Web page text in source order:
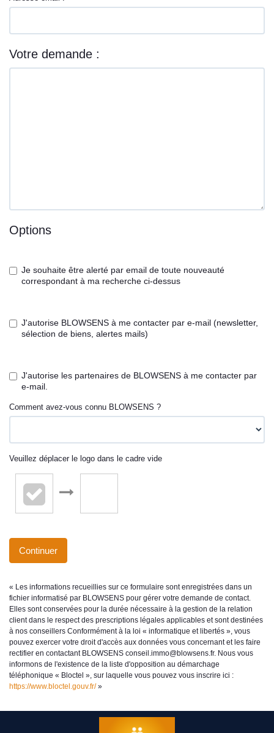
Votre demande :
Options
Je souhaite être alerté par email de toute nouveauté
correspondant à ma recherche ci-dessus
J'autorise BLOWSENS à me contacter par e-mail (newsletter,
sélection de biens, alertes mails)
J'autorise les partenaires de BLOWSENS à me contacter par
e-mail.
Comment avez-vous connu BLOWSENS ?
Veuillez déplacer le logo dans le cadre vide
Continuer
« Les informations recueillies sur ce formulaire sont enregistrées dans un
fichier informatisé par BLOWSENS pour gérer votre demande de contact.
Elles sont conservées pour la durée nécessaire à la gestion de la relation
client dans le respect des prescriptions légales applicables et sont destinées
à nos conseillers Conformément à la loi « informatique et libertés », vous
pouvez exercer votre droit d'accès aux données vous concernant et les faire
rectifier en contactant BLOWSENS conseil.immo@blowsens.fr. Nous vous
informons de l'existence de la liste d'opposition au démarchage
téléphonique « Bloctel », sur laquelle vous pouvez vous inscrire ici :
https://www.bloctel.gouv.fr/»